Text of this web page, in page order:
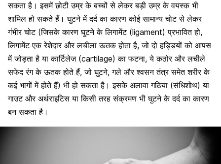
सकता है। इसमें छोटी उम्र के बच्चों से लेकर बड़ी उम्र के वयस्क भी
शामिल हो सकते हैं। घुटने में दर्द का कारण कोई सामान्य चोट से लेकर
गंभीर चोट (जिसके कारण घुटने के लिगामेंट (ligament) प्रभावित हो,
लिगामेंट एक रेशेदार और लचीला ऊतक होता है, जो दो हड्डियों को आपस
में जोड़ता है याकार्टिलेज (cartilage) का फटना, ये कठोर और लचीले
सफेद रंग के ऊतक होते हैं, जो घुटने, गले और श्वसन तंत्र समेत शरीर के
कई भागों मेंहोते हैं) भी हो सकता है। इसके अलावागठिया (संधिशोथ)या
गाउट और अर्थराइटिसया किसी तरह संक्रमण भी घुटने के दर्द का कारण
बन सकता है।